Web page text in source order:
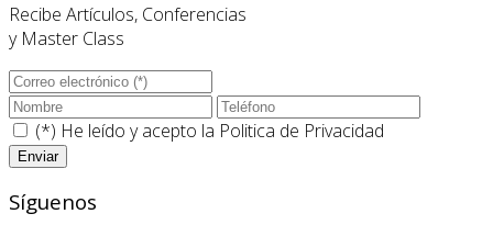
Recibe Artículos, Conferencias
y Master Class
(*) He leído y acepto la Politica de Privacidad
Síguenos